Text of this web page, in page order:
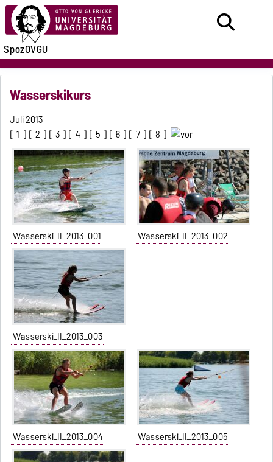
SpozOVGU
Wasserskikurs
Juli 2013
[ 1 ] [ 2 ] [ 3 ] [ 4 ] [ 5 ] [ 6 ] [ 7 ] [ 8 ]
Wasserski_II_2013_001 Wasserski_II_2013_002
Wasserski_II_2013_003
Wasserski_II_2013_004 Wasserski_II_2013_005